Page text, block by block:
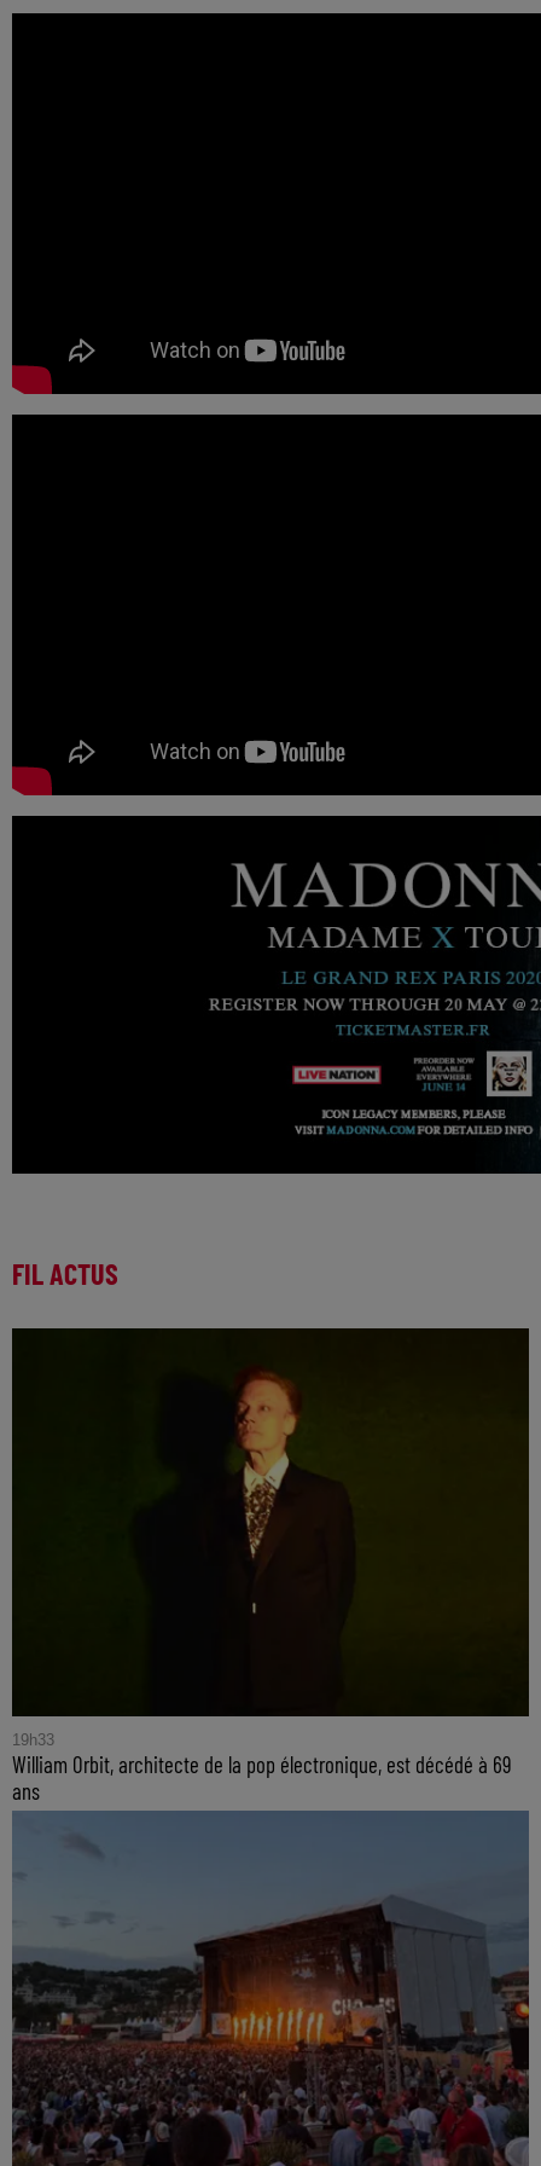
FIL ACTUS
19h33
William Orbit, architecte de la pop électronique, est décédé à 69
ans